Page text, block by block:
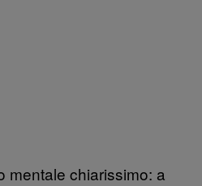
mentale chiarissimo: a